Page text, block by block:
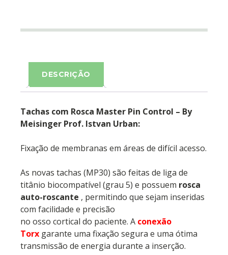
DESCRIÇÃO
Tachas com Rosca Master Pin Control – By
Meisinger Prof. Istvan Urban:
Fixação de membranas em áreas de difícil acesso.
As novas tachas (MP30) são feitas de liga de
titânio biocompatível (grau 5) e possuem rosca
auto-roscante , permitindo que sejam inseridas
com facilidade e precisão
no osso cortical do paciente. A conexão
Torx garante uma fixação segura e uma ótima
transmissão de energia durante a inserção.